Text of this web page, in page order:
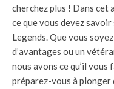
cherchez plus ! Dans
ce que vous devez
Legends. Que vous
d’avantages ou un
nous avons ce qu’il
préparez-vous à plonger